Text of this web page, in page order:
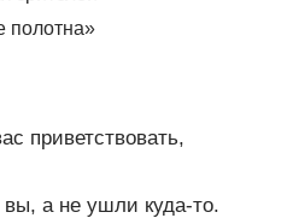
полотна»
приветствовать,
а не ушли куда-то.